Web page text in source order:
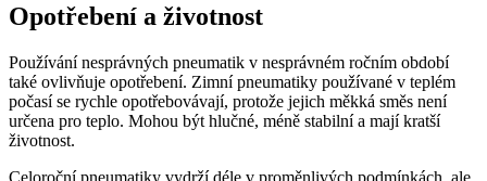
Opotřebení a životnost
Používání nesprávných pneumatik v nesprávném ročním období
také ovlivňuje opotřebení. Zimní pneumatiky používané v teplém
počasí se rychle opotřebovávají, protože jejich měkká směs není
určena pro teplo. Mohou být hlučné, méně stabilní a mají kratší
životnost.
Celoroční pneumatiky vydrží déle v proměnlivých podmínkách, ale